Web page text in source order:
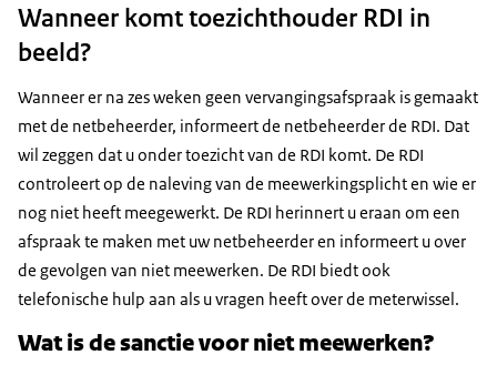
Wanneer komt toezichthouder RDI in
beeld?
Wanneer er na zes weken geen vervangingsafspraak is gemaakt
met de netbeheerder, informeert de netbeheerder de RDI. Dat
wil zeggen dat u onder toezicht van de RDI komt. De RDI
controleert op de naleving van de meewerkingsplicht en wie er
nog niet heeft meegewerkt. De RDI herinnert u eraan om een
afspraak te maken met uw netbeheerder en informeert u over
de gevolgen van niet meewerken. De RDI biedt ook
telefonische hulp aan als u vragen heeft over de meterwissel.
Wat is de sanctie voor niet meewerken?